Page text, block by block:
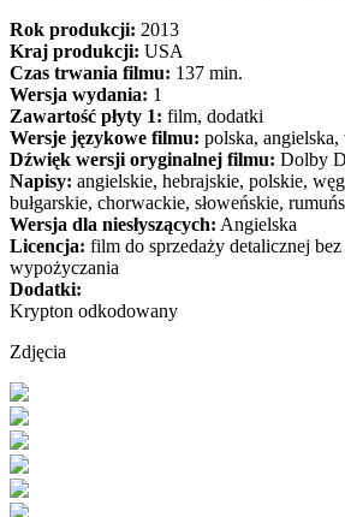
Rok produkcji: 2013
Kraj produkcji: USA
Czas trwania filmu: 137 min.
Wersja wydania: 1
Zawartość płyty 1: film, dodatki
Wersje językowe filmu: polska,
Dźwięk wersji oryginalnej filmu: Dolby
Napisy: angielskie, hebrajskie, polskie,
bułgarskie, chorwackie, słoweńskie,
Wersja dla niesłyszących: Angielska
Licencja: film do sprzedaży detalicznej
wypożyczania
Dodatki:
Krypton odkodowany
Zdjęcia